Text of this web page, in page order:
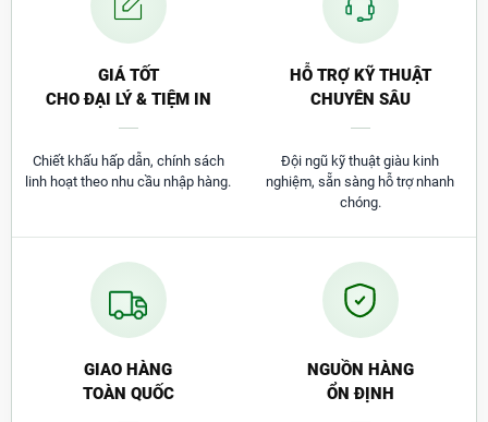
xuất cẩn thận tại xưởng của THÀNH ĐẠT không
Cam kết sản phẩm đến tay khách hàng luôn có
chất lượng hoàn thiện tốt nhất.
Tất cả sản phẩm được làm thủ công tùy biến
thêm dấu ấn riêng doanh nghiệp, cơ quan, công
ty và tổ chức
LIÊN HỆ NGAY VỚI CHÚNG TÔI
Tổng đài:
(8:00 – 17:30)
GIÁ TỐT
CHO ĐẠI LÝ & TIỆM IN
Chiết khấu hấp dẫn, chính sách
linh hoạt theo nhu cầu nhập hàng.
HỖ TRỢ KỸ THUẬT
CHUYÊN SÂU
Đội ngũ kỹ thuật giàu kinh
nghiệm, sẵn sàng hỗ trợ nhanh
chóng.
GIAO HÀNG
TOÀN QUỐC
NGUỒN HÀNG
ỔN ĐỊNH